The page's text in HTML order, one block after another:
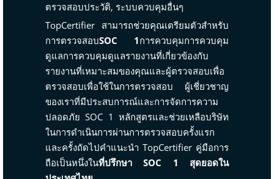
ตรวจสอบประวัติ, ระบบควบคุมอื่นๆ
TopCertifier สามารถช่วยคุณเตรียมตัวสำหรับ
การตรวจสอบSOC 1การควบคุมการควบคุม
ดูแลการควบคุมดูแลรายงานที่เกี่ยวข้องกับ
รายงานที่เหมาะสมของคุณและผู้ตรวจสอบเพื่อ
ตรวจสอบเพื่อใช้ในการตรวจสอบ ผู้เชี่ยวชาญ
ของเราที่มีประสบการณ์และการจัดการความ
ปลอดภัย SOC 1 หลักสูตรและช่วยเหลือบริษัท
ในการดำเนินการผ่านการตรวจสอบครั้งแรก
และครั้งถัดไปคำแนะนำ TopCertifier คู่มือการ
ถือเป็นหนึ่งในที่ปรึกษา SOC 1 สุดยอดใน